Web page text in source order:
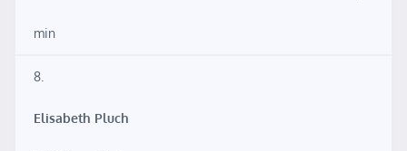
min
8.
Elisabeth Pluch